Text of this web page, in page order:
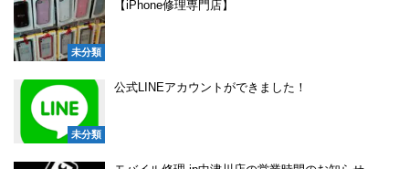
未分類
【iPhone修理専門店】
未分類
公式LINEアカウントができました！